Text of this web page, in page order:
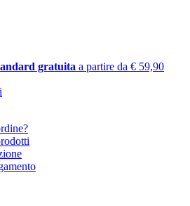
gratuita a partire da € 59,90